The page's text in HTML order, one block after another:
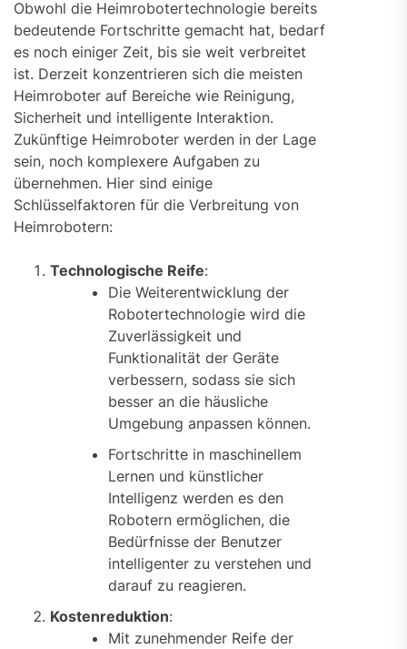
Obwohl die Heimrobotertechnologie bereits
bedeutende Fortschritte gemacht hat, bedarf
es noch einiger Zeit, bis sie weit verbreitet
ist. Derzeit konzentrieren sich die meisten
Heimroboter auf Bereiche wie Reinigung,
Sicherheit und intelligente Interaktion.
Zukünftige Heimroboter werden in der Lage
sein, noch komplexere Aufgaben zu
übernehmen. Hier sind einige
Schlüsselfaktoren für die Verbreitung von
Heimrobotern:
Technologische Reife:
Die Weiterentwicklung der
Robotertechnologie wird die
Zuverlässigkeit und
Funktionalität der Geräte
verbessern, sodass sie sich
besser an die häusliche
Umgebung anpassen können.
Fortschritte in maschinellem
Lernen und künstlicher
Intelligenz werden es den
Robotern ermöglichen, die
Bedürfnisse der Benutzer
intelligenter zu verstehen und
darauf zu reagieren.
Kostenreduktion:
Mit zunehmender Reife der